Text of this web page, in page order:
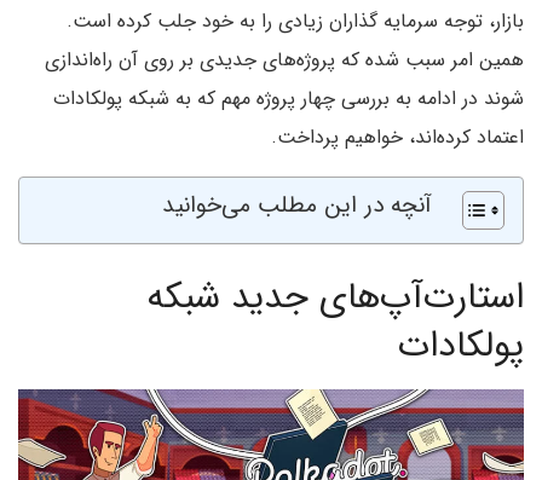
بازار، توجه سرمایه گذاران زیادی را به خود جلب کرده است.
همین امر سبب شده که پروژه‌های جدیدی بر روی آن راه‌اندازی
شوند در ادامه به بررسی چهار پروژه مهم که به شبکه پولکادات
اعتماد کرده‌اند، خواهیم پرداخت.
آنچه در این مطلب می‌خوانید
استارت‌آپ‌های جدید شبکه
پولکادات